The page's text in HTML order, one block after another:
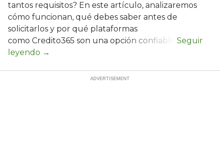
tantos requisitos? En este artículo, analizaremos
cómo funcionan, qué debes saber antes de
solicitarlos y por qué plataformas
como Credito365 son una opción confiable.